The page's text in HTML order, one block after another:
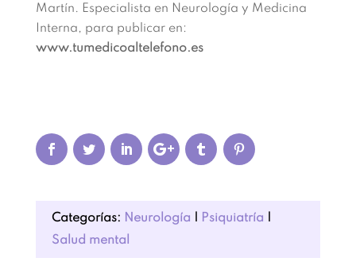
Martín. Especialista en Neurología y Medicina
Interna, para publicar en:
www.tumedicoaltelefono.es
Categorías: Neurología Psiquiatría
Salud mental